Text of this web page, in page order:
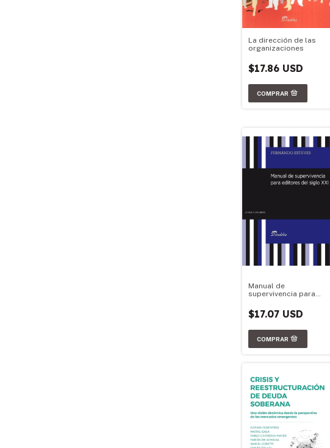
La dirección de las
organizaciones
$17.86 USD
Manual de
supervivencia para
$17.07 USD